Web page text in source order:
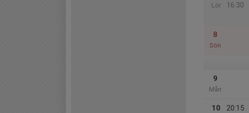
Lör
16:30
8
Sön
9
Mån
10
20:15